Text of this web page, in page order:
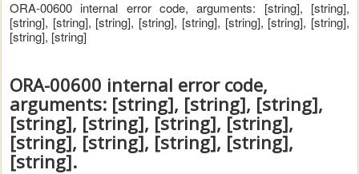
ORA-00600 internal error code, arguments: [string], [string],
[string], [string], [string], [string], [string], [string], [string], [string],
[string], [string]
ORA-00600 internal error code,
arguments: [string], [string], [string],
[string], [string], [string], [string],
[string], [string], [string], [string],
[string].